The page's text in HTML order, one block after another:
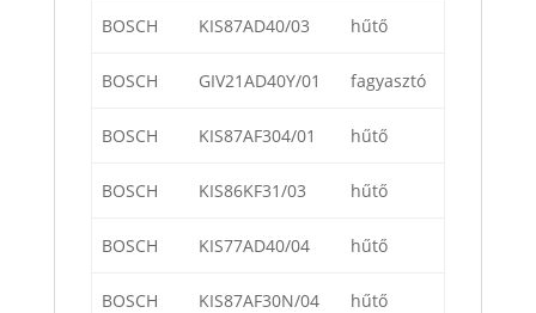
BOSCH KIS87AD40/03 hűtő
BOSCH GIV21AD40Y/01 fagyasztó
BOSCH KIS87AF304/01 hűtő
BOSCH KIS86KF31/03 hűtő
BOSCH KIS77AD40/04 hűtő
BOSCH KIS87AF30N/04 hűtő